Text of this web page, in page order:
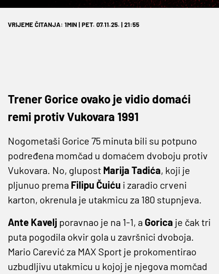
VRIJEME ČITANJA: 1MIN | PET. 07.11.25. | 21:55
Trener Gorice ovako je vidio domaći
remi protiv Vukovara 1991
Nogometaši Gorice 75 minuta bili su potpuno
podređena momčad u domaćem dvoboju protiv
Vukovara. No, glupost Marija Tadića, koji je
pljunuo prema Filipu Čuiću i zaradio crveni
karton, okrenula je utakmicu za 180 stupnjeva.
Ante Kavelj poravnao je na 1-1, a Gorica je čak tri
puta pogodila okvir gola u završnici dvoboja.
Mario Carević za MAX Sport je prokomentirao
uzbudljivu utakmicu u kojoj je njegova momčad